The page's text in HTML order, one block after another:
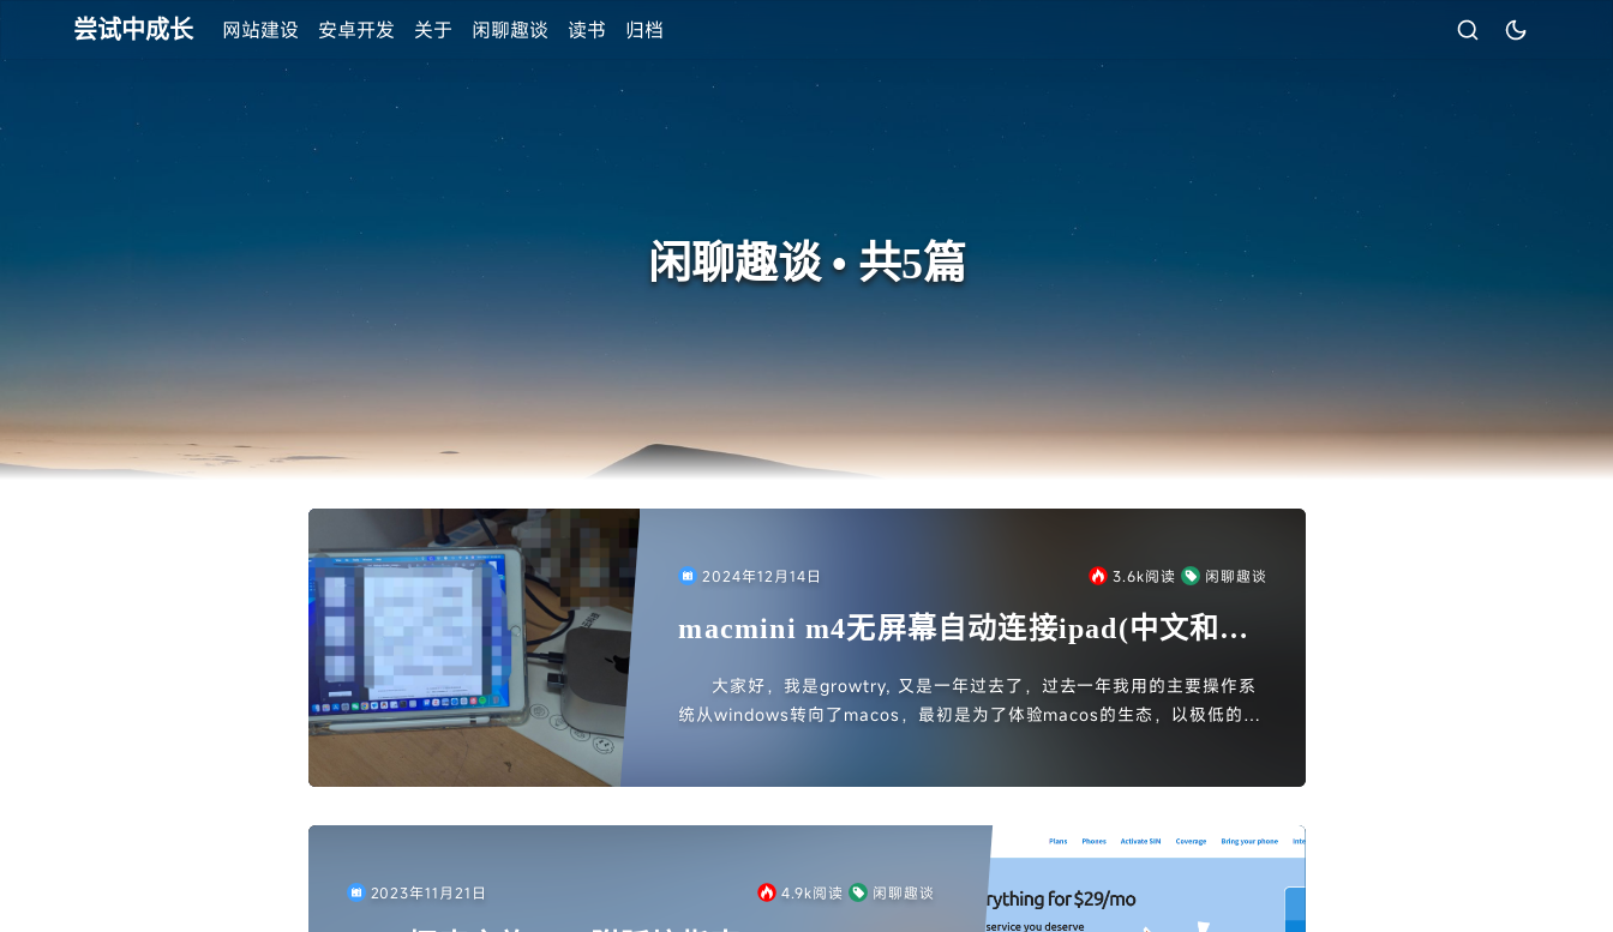
尝试中成长 网站建设 安卓开发 关于 闲聊趣谈 读书 归档
闲聊趣谈 • 共5篇
2024年12月14日 3.6k阅读 闲聊趣谈
macmini m4无屏幕自动连接ipad(中文和英
大家好，我是growtry, 又是一年过去了，过去一年我用的主要操作系
统从windows转向了macos，最初是为了体验macos的生态，以极低的价
始提上日程，这个思路很简单，但网上的教程过于老旧以及没有适配maco
s 15和英文版的参考文章，所以经过一小会的折腾，决定记录一下这个过
2023年11月21日 4.9k阅读 闲聊趣谈